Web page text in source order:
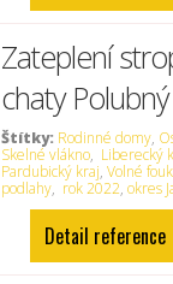
Zateplení
chaty Polubný
Štítky: Rodinné domy,
Skelné vlákno, Liberecký
Pardubický kraj,Volné
podlahy, rok 2022,okres
Detail reference